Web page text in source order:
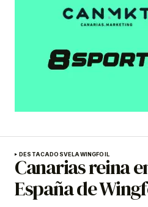
DESTACADOSVELAWINGFOIL
Canarias reina
España de